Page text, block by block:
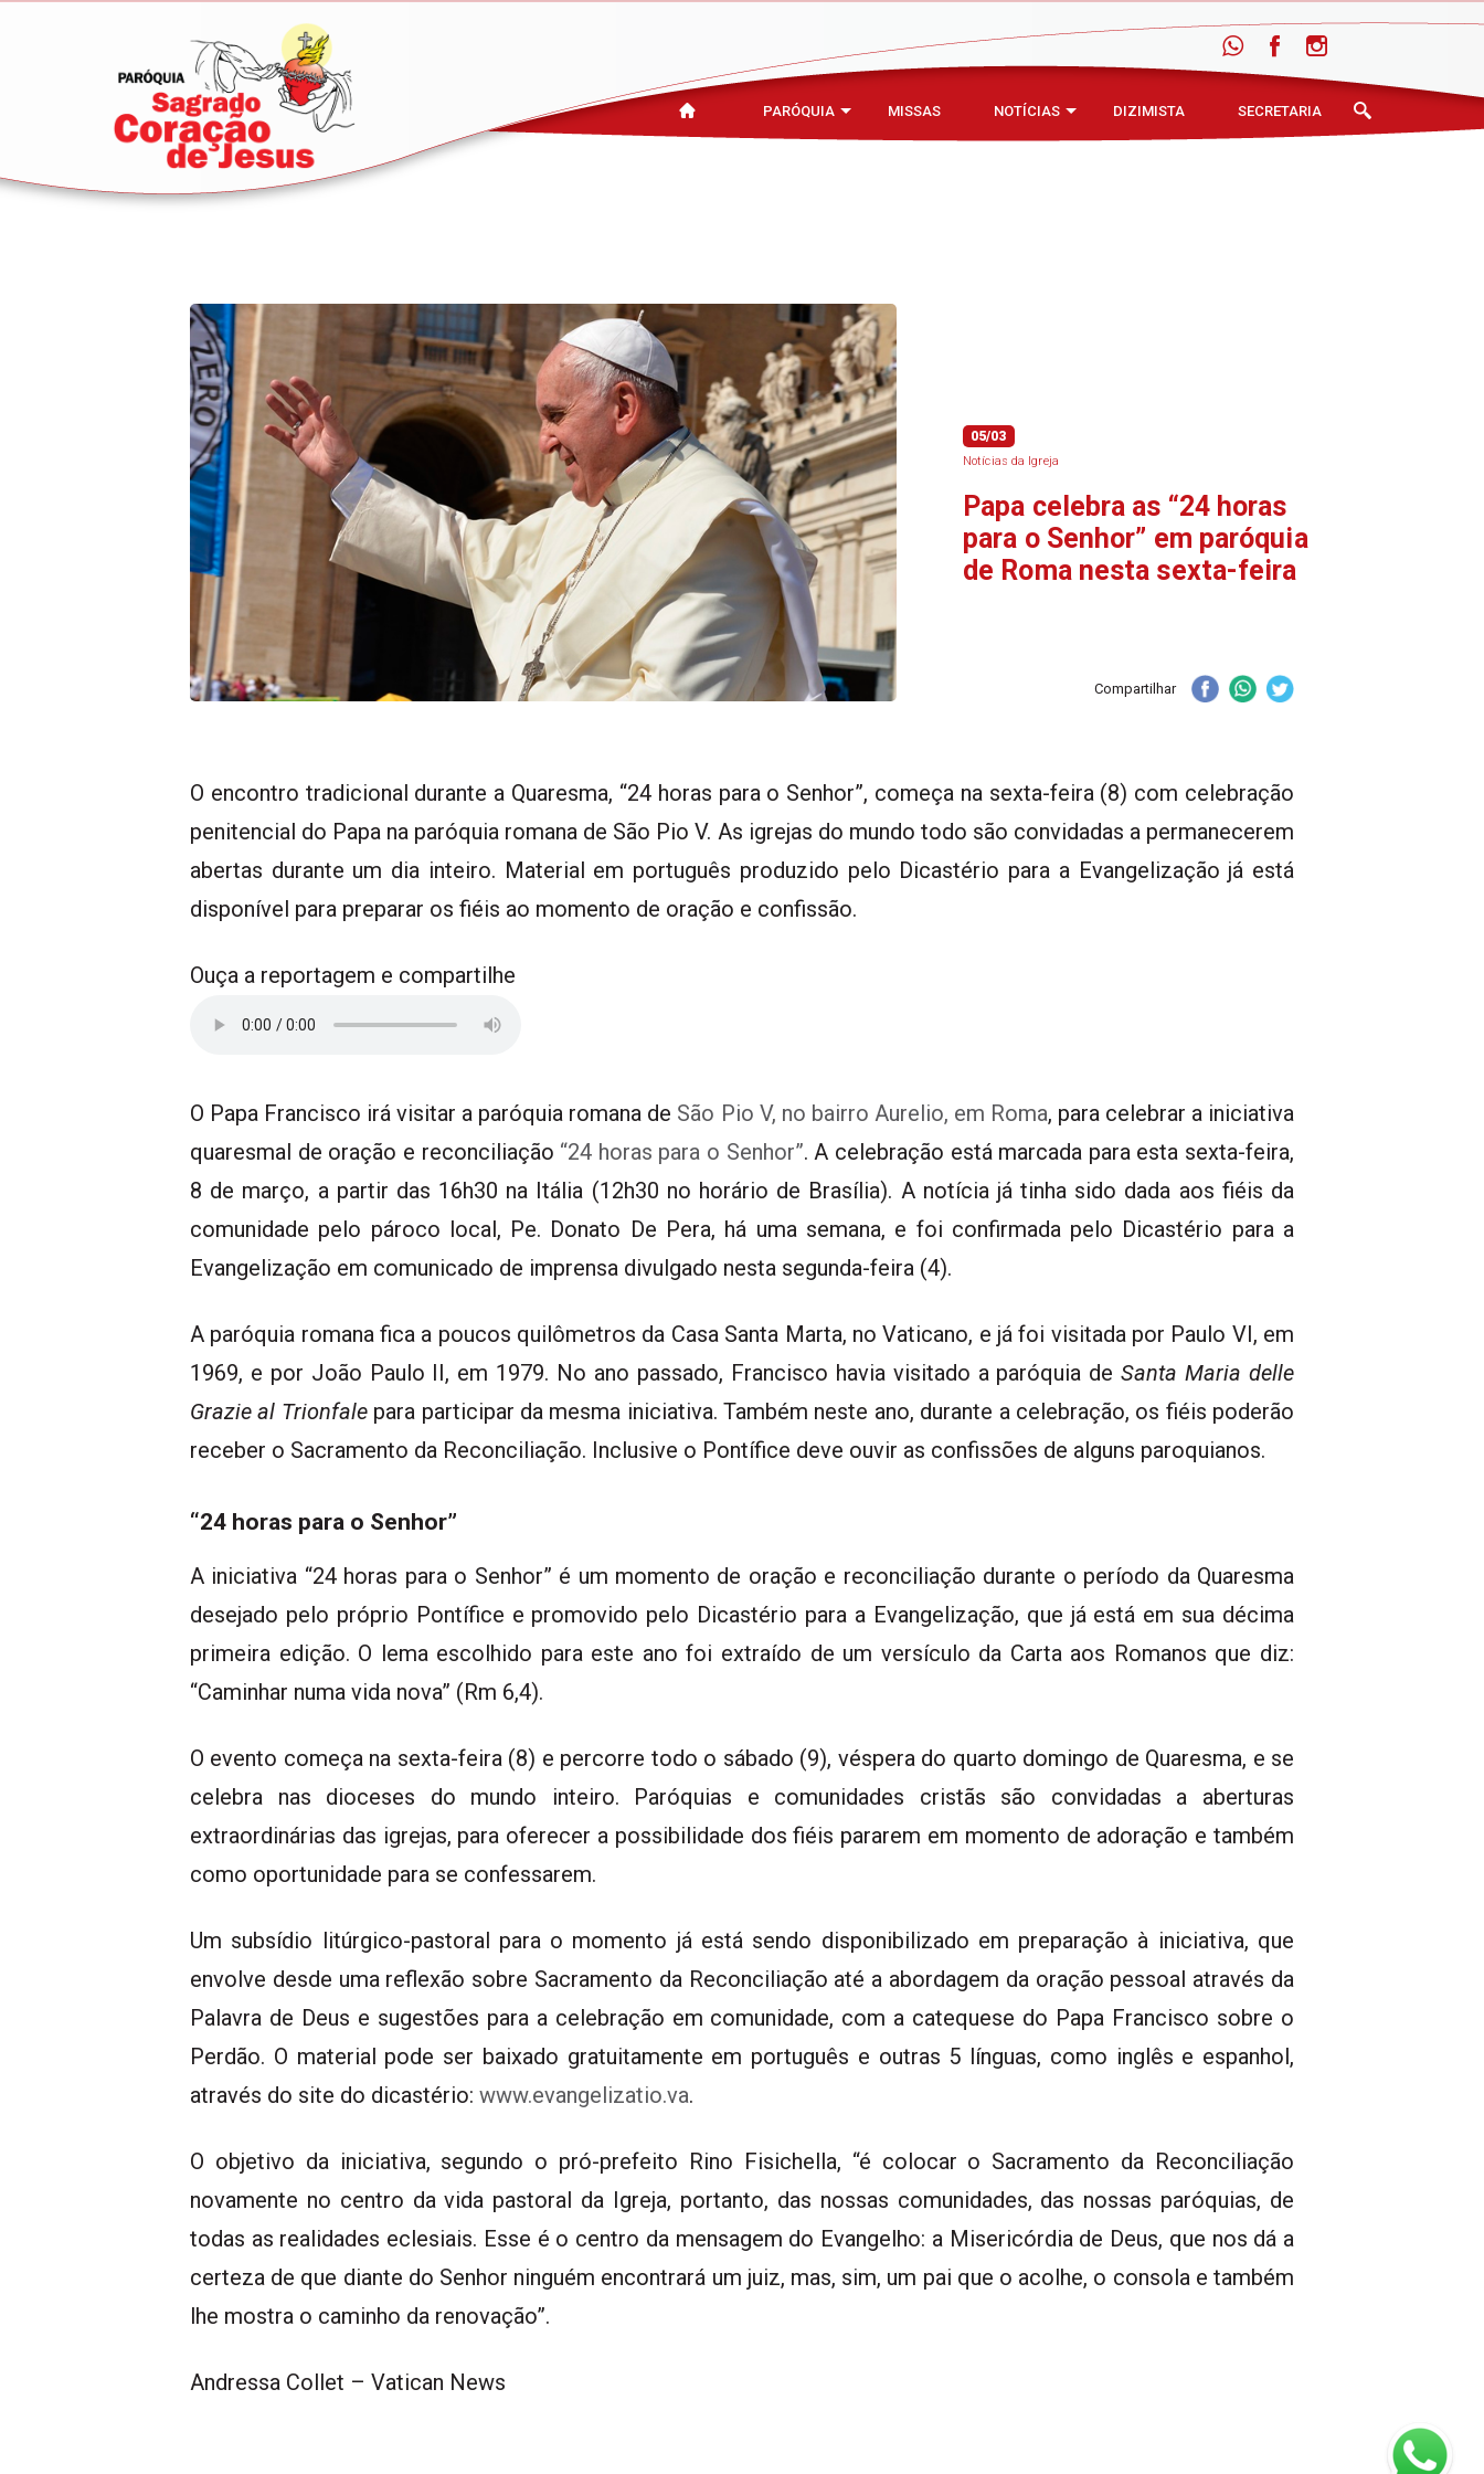
PARÓQUIA MISSAS NOTÍCIAS DIZIMISTA SECRETARIA
05/03
Notícias da Igreja
Papa celebra as “24 horas
para o Senhor” em paróquia
de Roma nesta sexta-feira
Compartilhar
O encontro tradicional durante a Quaresma, “24 horas para o Senhor”, começa na sexta-feira (8) com celebração
penitencial do Papa na paróquia romana de São Pio V. As igrejas do mundo todo são convidadas a permanecerem
abertas durante um dia inteiro. Material em português produzido pelo Dicastério para a Evangelização já está
disponível para preparar os fiéis ao momento de oração e confissão.
Ouça a reportagem e compartilhe
O Papa Francisco irá visitar a paróquia romana de São Pio V, no bairro Aurelio, em Roma, para celebrar a iniciativa
quaresmal de oração e reconciliação “24 horas para o Senhor”. A celebração está marcada para esta sexta-feira,
8 de março, a partir das 16h30 na Itália (12h30 no horário de Brasília). A notícia já tinha sido dada aos fiéis da
comunidade pelo pároco local, Pe. Donato De Pera, há uma semana, e foi confirmada pelo Dicastério para a
Evangelização em comunicado de imprensa divulgado nesta segunda-feira (4).
A paróquia romana fica a poucos quilômetros da Casa Santa Marta, no Vaticano, e já foi visitada por Paulo VI, em
1969, e por João Paulo II, em 1979. No ano passado, Francisco havia visitado a paróquia deSanta Maria delle
Grazie al Trionfalepara participar da mesma iniciativa. Também neste ano, durante a celebração, os fiéis poderão
receber o Sacramento da Reconciliação. Inclusive o Pontífice deve ouvir as confissões de alguns paroquianos.
“24 horas para o Senhor”
A iniciativa “24 horas para o Senhor” é um momento de oração e reconciliação durante o período da Quaresma
desejado pelo próprio Pontífice e promovido pelo Dicastério para a Evangelização, que já está em sua décima
primeira edição. O lema escolhido para este ano foi extraído de um versículo da Carta aos Romanos que diz:
“Caminhar numa vida nova” (Rm 6,4).
O evento começa na sexta-feira (8) e percorre todo o sábado (9), véspera do quarto domingo de Quaresma, e se
celebra nas dioceses do mundo inteiro. Paróquias e comunidades cristãs são convidadas a aberturas
extraordinárias das igrejas, para oferecer a possibilidade dos fiéis pararem em momento de adoração e também
como oportunidade para se confessarem.
Um subsídio litúrgico-pastoral para o momento já está sendo disponibilizado em preparação à iniciativa, que
envolve desde uma reflexão sobre Sacramento da Reconciliação até a abordagem da oração pessoal através da
Palavra de Deus e sugestões para a celebração em comunidade, com a catequese do Papa Francisco sobre o
Perdão. O material pode ser baixado gratuitamente em português e outras 5 línguas, como inglês e espanhol,
através do site do dicastério: www.evangelizatio.va.
O objetivo da iniciativa, segundo o pró-prefeito Rino Fisichella, “é colocar o Sacramento da Reconciliação
novamente no centro da vida pastoral da Igreja, portanto, das nossas comunidades, das nossas paróquias, de
todas as realidades eclesiais. Esse é o centro da mensagem do Evangelho: a Misericórdia de Deus, que nos dá a
certeza de que diante do Senhor ninguém encontrará um juiz, mas, sim, um pai que o acolhe, o consola e também
lhe mostra o caminho da renovação”.
Andressa Collet – Vatican News